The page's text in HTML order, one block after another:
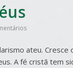
ateu.
A fé cristã tem